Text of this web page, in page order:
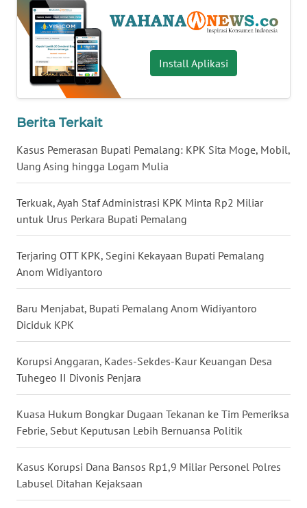
Install Aplikasi
Berita Terkait
Kasus Pemerasan Bupati Pemalang: KPK Sita Moge, Mobil,
Uang Asing hingga Logam Mulia
Terkuak, Ayah Staf Administrasi KPK Minta Rp2 Miliar
untuk Urus Perkara Bupati Pemalang
Terjaring OTT KPK, Segini Kekayaan Bupati Pemalang
Anom Widiyantoro
Baru Menjabat, Bupati Pemalang Anom Widiyantoro
Diciduk KPK
Korupsi Anggaran, Kades-Sekdes-Kaur Keuangan Desa
Tuhegeo II Divonis Penjara
Kuasa Hukum Bongkar Dugaan Tekanan ke Tim Pemeriksa
Febrie, Sebut Keputusan Lebih Bernuansa Politik
Kasus Korupsi Dana Bansos Rp1,9 Miliar Personel Polres
Labusel Ditahan Kejaksaan
WN
SULTRA
WN
NTB
WN
WN
SULBAR
WN
BABEL
WN
SUMBAR
WN
BENGKULU
LAMPUNG
WN
JATENG